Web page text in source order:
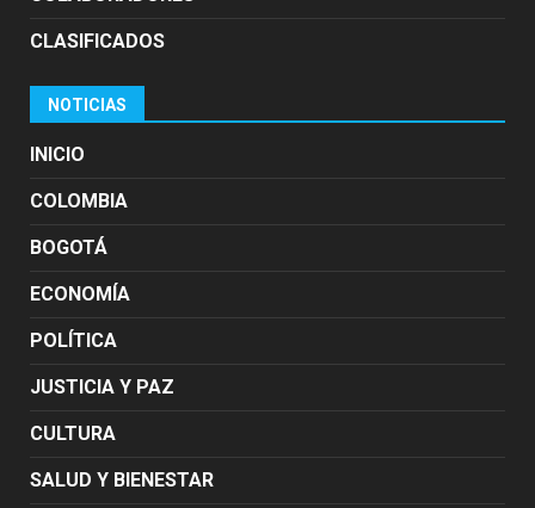
CLASIFICADOS
NOTICIAS
INICIO
COLOMBIA
BOGOTÁ
ECONOMÍA
POLÍTICA
JUSTICIA Y PAZ
CULTURA
SALUD Y BIENESTAR